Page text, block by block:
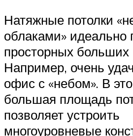
Натяжные потолки
облаками» идеально
просторных больших
Например, очень
офис с «небом». В
большая площадь
позволяет устроить
многоуровневые